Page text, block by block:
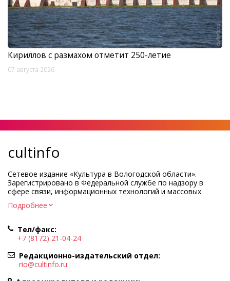
Кириллов с размахом отметит 250-летие
07 августа 2026
cultinfo
Сетевое издание «Культура в Вологодской области».
Зарегистрировано в Федеральной службе по надзору в
сфере связи, информационных технологий и массовых
Регистрационный номер и дата принятия решения о
Учредитель КУ ВО «Информационно-аналитический центр
культуры»
Адрес учредителя и редакции: 160000, Вологодская обл., г.
Вологда, ул. Марии Ульяновой, д.10
Главный редактор — Легчанова Елена Григорьевна
Подробнее
Тел/факс:
+7 (8172) 21-04-24
Редакционно-издательский отдел:
rio@cultinfo.ru